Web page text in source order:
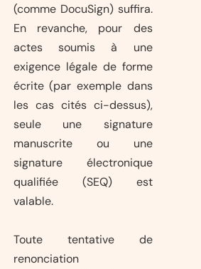
(comme DocuSign) suffira.
En revanche, pour des
actes soumis à une
exigence légale de forme
écrite (par exemple dans
les cas cités ci-dessus),
seule une signature
manuscrite ou une
signature électronique
qualifiée (SEQ) est
valable.
Toute tentative de
renonciation